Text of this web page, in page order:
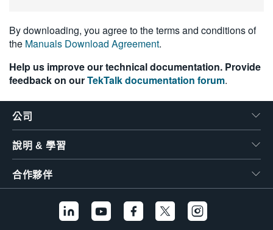
By downloading, you agree to the terms and conditions of
the Manuals Download Agreement.
Help us improve our technical documentation. Provide
feedback on ourTekTalk documentation forum.
公司
說明 & 學習
合作夥伴